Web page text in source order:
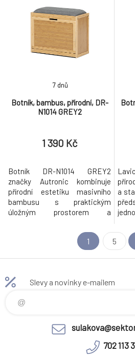
bambusu v přírodním odstínu,
který zajišťuje vysokou pevnost
a odolnost proti opotřebení,
zároveň přináší přírodní
estetiku a ekologický rozměr.
Sedák je čalouněný šedou
do
bot.
Botník, bambus, přírodní, DR-
N1014 GREY2
7 dnů
1 390 Kč
Botník DR-N1014 GREY2
značky Autronic kombinuje
přírodní estetiku masivního
bambusu s praktickým
úložným prostorem a
potaženým šedou látkou.
Konstrukce je vyrobena z
pevného a odolného
světlému odstínu dodává
vzhled. Horní část botníku
a
1 5
Slevy a novinky e-mailem
702 113